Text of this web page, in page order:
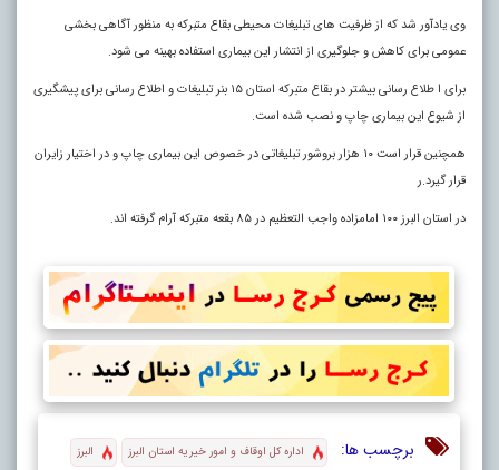
وی یادآور شد که از ظرفیت های تبلیغات محیطی بقاع متبرکه به منظور آگاهی بخشی
عمومی برای کاهش و جلوگیری از انتشار این بیماری استفاده بهینه می شود.
برای ا طلاع رسانی بیشتر در بقاع متبرکه استان ۱۵ بنر تبلیغات و اطلاع رسانی برای پیشگیری
از شیوع این بیماری چاپ و نصب شده است.
همچنین قرار است ۱۰ هزار بروشور تبلیغاتی در خصوص این بیماری چاپ و در اختیار زایران
قرار گیرد.ر
در استان البرز ۱۰۰ امامزاده واجب التعظیم در ۸۵ بقعه متبرکه آرام گرفته اند.
برچسب ها: اداره کل اوقاف و امور خیریه استان البرز
البرز